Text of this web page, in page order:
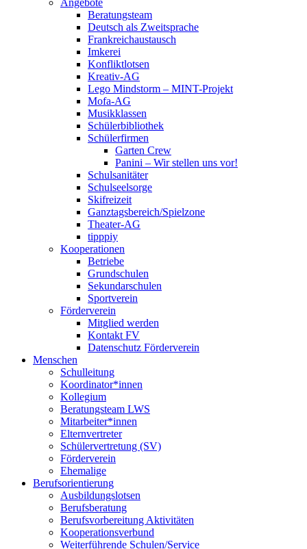
Angebote
Beratungsteam
Deutsch als Zweitsprache
Frankreichaustausch
Imkerei
Konfliktlotsen
Kreativ-AG
Lego Mindstorm – MINT-Projekt
Mofa-AG
Musikklassen
Schülerbibliothek
Schülerfirmen
Garten Crew
Panini – Wir stellen uns vor!
Schulsanitäter
Schulseelsorge
Skifreizeit
Ganztagsbereich/Spielzone
Theater-AG
tipppiy
Kooperationen
Betriebe
Grundschulen
Sekundarschulen
Sportverein
Förderverein
Mitglied werden
Kontakt FV
Datenschutz Förderverein
Menschen
Schulleitung
Koordinator*innen
Kollegium
Beratungsteam LWS
Mitarbeiter*innen
Elternvertreter
Schülervertretung (SV)
Förderverein
Ehemalige
Berufsorientierung
Ausbildungslotsen
Berufsberatung
Berufsvorbereitung Aktivitäten
Kooperationsverbund
Weiterführende Schulen/Service